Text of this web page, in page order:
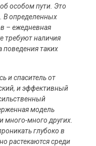
особом пути. Это
В определенных
– ежедневная
требуют наличия
поведения таких
и спаситель от
и эффективный
модель
много-много других.
глубоко в
растекаются среди